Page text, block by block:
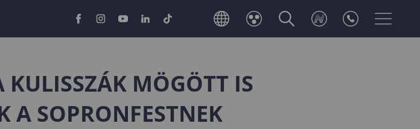
MÖGÖTT IS
A SOPRONFESTNEK